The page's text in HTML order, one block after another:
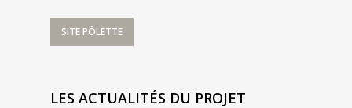
SITE PÔLETTE
LES ACTUALITÉS DU PROJET